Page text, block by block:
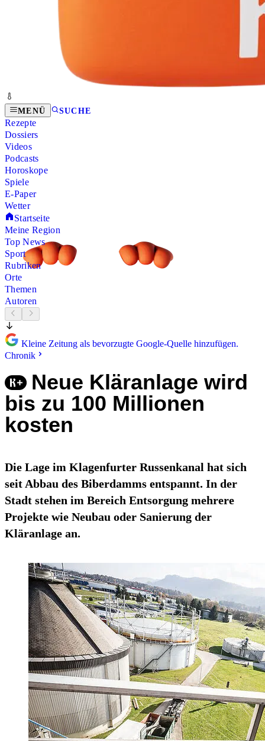
MENÜ SUCHE
Rezepte
Dossiers
Videos
Podcasts
Horoskope
Spiele
E-Paper
Wetter
Startseite
Meine Region
Top News
Sport
Rubriken
Orte
Themen
Autoren
Kleine Zeitung als bevorzugte Google-Quelle hinzufügen.
Chronik
Neue Kläranlage wird
bis zu 100 Millionen
kosten
Die Lage im Klagenfurter Russenkanal hat sich
seit Abbau des Biberdamms entspannt. In der
Stadt stehen im Bereich Entsorgung mehrere
Projekte wie Neubau oder Sanierung der
Kläranlage an.